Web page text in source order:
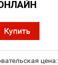
Купить
цена: